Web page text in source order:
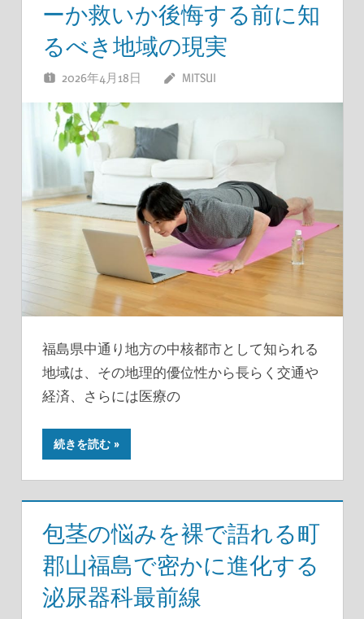
ーか救いか後悔する前に知
るべき地域の現実
2026年4月18日 MITSUI
福島県中通り地方の中核都市として知られる
地域は、その地理的優位性から長らく交通や
経済、さらには医療の
続きを読む
包茎の悩みを裸で語れる町
郡山福島で密かに進化する
泌尿器科最前線